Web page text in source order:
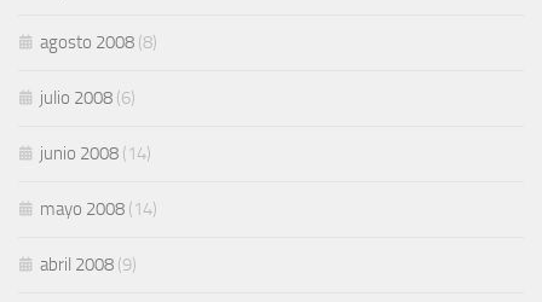
agosto 2008 (8)
julio 2008 (6)
junio 2008 (14)
mayo 2008 (14)
abril 2008 (9)